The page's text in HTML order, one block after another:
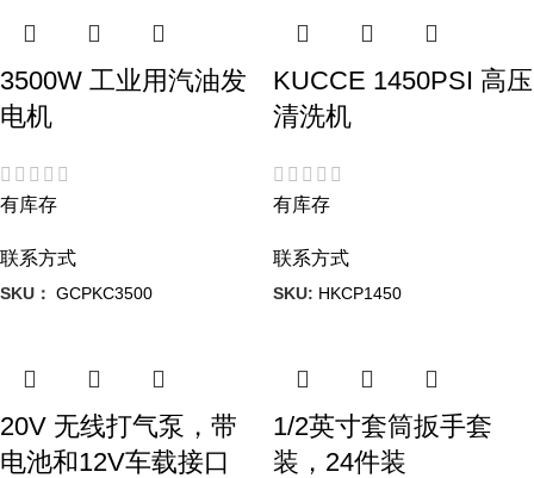
3500W 工业用汽油发
电机
有库存
联系方式
SKU： GCPKC3500
KUCCE 1450PSI 高压
清洗机
有库存
联系方式
SKU: HKCP1450
20V 无线打气泵，带
电池和12V车载接口
1/2英寸套筒扳手套
装，24件装